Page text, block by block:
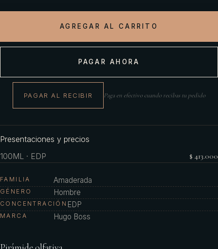
AGREGAR AL CARRITO
PAGAR AHORA
PAGAR AL RECIBIR Paga en efectivo cuando recibas tu pedido
Presentaciones y precios
100ML · EDP
$ 413.000
FAMILIA Amaderada
GÉNERO Hombre
CONCENTRACIÓN EDP
MARCA Hugo Boss